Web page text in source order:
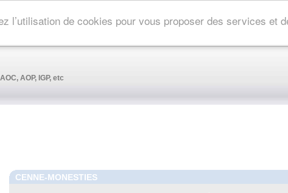
l’utilisation de cookies pour vous proposer des services et
AOP, IGP, etc
CENNE-MONESTIES